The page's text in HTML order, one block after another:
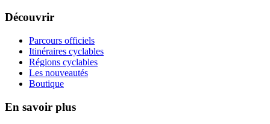
Découvrir
Parcours officiels
Itinéraires cyclables
Régions cyclables
Les nouveautés
Boutique
En savoir plus